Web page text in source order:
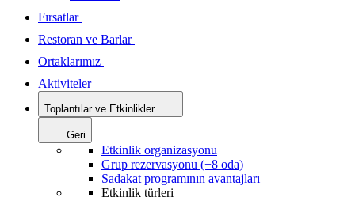
Fırsatlar
Restoran ve Barlar
Ortaklarımız
Aktiviteler
Toplantılar ve Etkinlikler
Geri
Etkinlik organizasyonu
Grup rezervasyonu (+8 oda)
Sadakat programının avantajları
Etkinlik türleri